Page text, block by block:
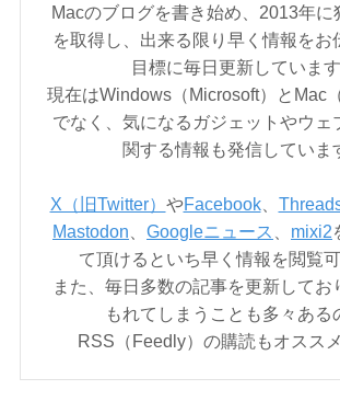
Macのブログを書き始め、2013年に
を取得し、出来る限り早く情報をお
目標に毎日更新しています
現在はWindows（Microsoft）とMac
でなく、気になるガジェットやウェ
関する情報も発信していま
X（旧Twitter） やFacebook、
Mastodon
Googleニュース mixi2
て頂けるといち早く情報を閲覧可
また、毎日多数の記事を更新してお
もれてしまうことも多々ある
RSS（Feedly）の購読もオススメ